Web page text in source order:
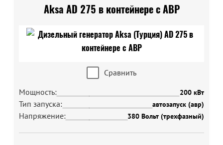
Aksa AD 275 в контейнере с АВР
Сравнить
Мощность:
200 кВт
Тип запуска: автозапуск (авр)
Напряжение: 380 Вольт (трехфазный)